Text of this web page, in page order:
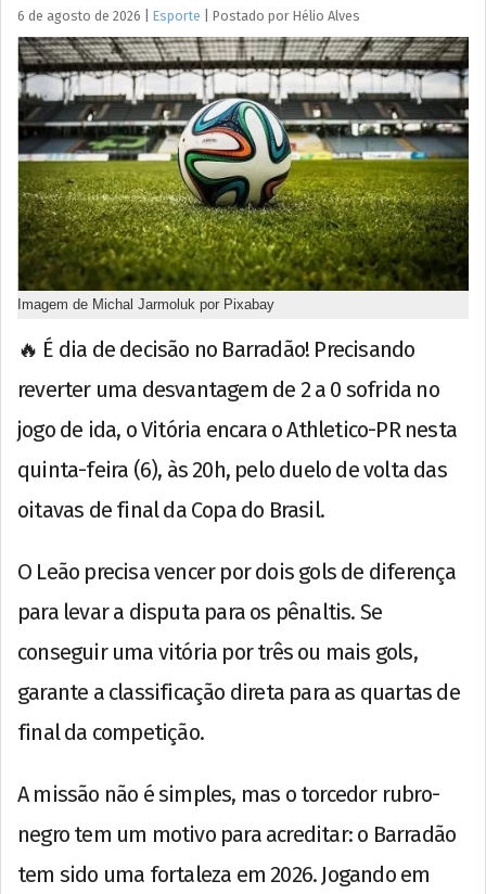
6 de agosto de 2026 Esporte Postado por Hélio Alves
Imagem de Michal Jarmoluk por Pixabay
🔥 É dia de decisão no Barradão! Precisando
reverter uma desvantagem de 2 a 0 sofrida no
jogo de ida, o Vitória encara o Athletico-PR nesta
quinta-feira (6), às 20h, pelo duelo de volta das
oitavas de final da Copa do Brasil.
O Leão precisa vencer por dois gols de diferença
para levar a disputa para os pênaltis. Se
conseguir uma vitória por três ou mais gols,
garante a classificação direta para as quartas de
final da competição.
A missão não é simples, mas o torcedor rubro-
negro tem um motivo para acreditar: o Barradão
tem sido uma fortaleza em 2026. Jogando em